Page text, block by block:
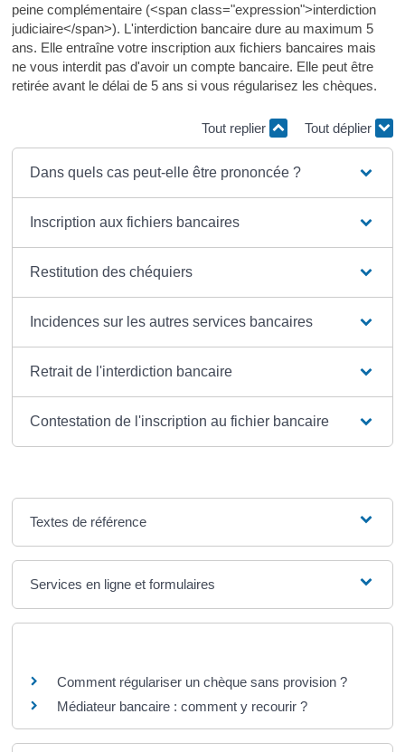
peine complémentaire (<span class="expression">interdiction
judiciaire</span>). L'interdiction bancaire dure au maximum 5
ans. Elle entraîne votre inscription aux fichiers bancaires mais
ne vous interdit pas d'avoir un compte bancaire. Elle peut être
retirée avant le délai de 5 ans si vous régularisez les chèques.
Tout replier Tout déplier
Dans quels cas peut-elle être prononcée ?
Inscription aux fichiers bancaires
Restitution des chéquiers
Incidences sur les autres services bancaires
Retrait de l'interdiction bancaire
Contestation de l'inscription au fichier bancaire
Textes de référence
Services en ligne et formulaires
Comment régulariser un chèque sans provision ?
Médiateur bancaire : comment y recourir ?